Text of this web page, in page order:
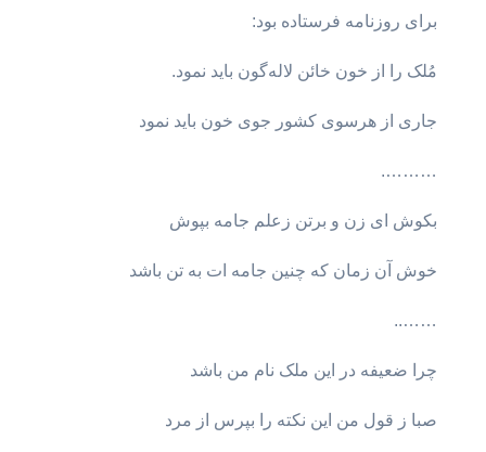
برای روزنامه فرستاده بود:
مُلک را از خون خائن لاله‌گون باید نمود.
جاری از هرسوی کشور جوی خون باید نمود
……….
بکوش ای زن و برتن زعلم جامه بپوش
خوش آن زمان که چنین جامه ات به تن باشد
……..
چرا ضعیفه در این ملک نام من باشد
صبا ز قول من این نکته را بپرس از مرد